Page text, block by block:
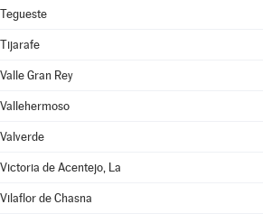
Tegueste
Tijarafe
Valle Gran Rey
Vallehermoso
Valverde
Victoria de Acentejo, La
Vilaflor de Chasna